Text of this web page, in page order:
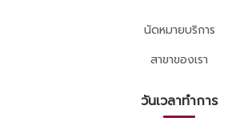
นัดหมายบริการ
สาขาของเรา
วันเวลาทำการ